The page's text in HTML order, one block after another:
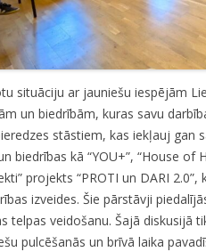
situāciju ar jauniešu iespējām
un biedrībām, kuras savu
stāstiem, kas iekļauj gan
biedrības kā “YOU+”, “House of
projekts “PROTI un DARI
izveides. Šie pārstāvji
telpas veidošanu. Šajā diskusijā
pulcēšanās un brīvā laika